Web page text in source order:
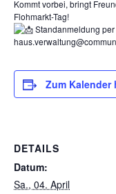
Kommt vorbei, bringt
Flohmarkt-Tag!
Standanmeldung
Zum Kalender
DETAILS
Datum:
Sa., 04. April